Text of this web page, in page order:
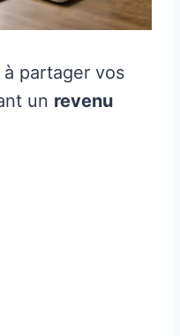
partager vos
un revenu